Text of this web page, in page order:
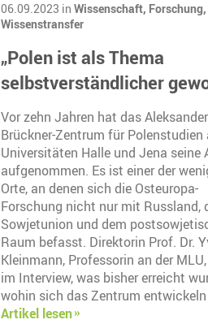
06.09.2023 in Wissenschaft, Forschung,
Wissenstransfer
„Polen ist als Thema
selbstverständlicher
Vor zehn Jahren hat das
Brückner-Zentrum für Polenstudien
Universitäten Halle und Jena seine
aufgenommen. Es ist einer der
Orte, an denen sich die Osteuropa-
Forschung nicht nur mit Russland,
Sowjetunion und dem
Raum befasst. Direktorin Prof. Dr.
Kleinmann, Professorin an der
im Interview, was bisher erreicht
wohin sich das Zentrum
Artikel lesen